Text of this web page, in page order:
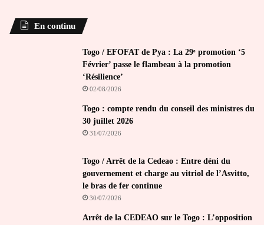
En continu
Togo / EFOFAT de Pya : La 29ᵉ promotion ‘5
Février’ passe le flambeau à la promotion
‘Résilience’
02/08/2026
Togo : compte rendu du conseil des ministres du
30 juillet 2026
31/07/2026
Togo / Arrêt de la Cedeao : Entre déni du
gouvernement et charge au vitriol de l’Asvitto,
le bras de fer continue
30/07/2026
Arrêt de la CEDEAO sur le Togo : L’opposition